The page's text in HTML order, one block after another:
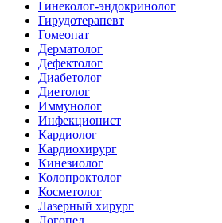
Гинеколог-эндокринолог
Гирудотерапевт
Гомеопат
Дерматолог
Дефектолог
Диабетолог
Диетолог
Иммунолог
Инфекционист
Кардиолог
Кардиохирург
Кинезиолог
Колопроктолог
Косметолог
Лазерный хирург
Логопед